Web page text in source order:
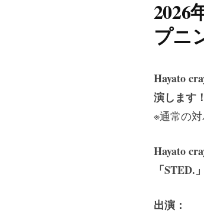
2026
プニ
Hayato
演します
※通常の
Hayato
「STED.」
出演：